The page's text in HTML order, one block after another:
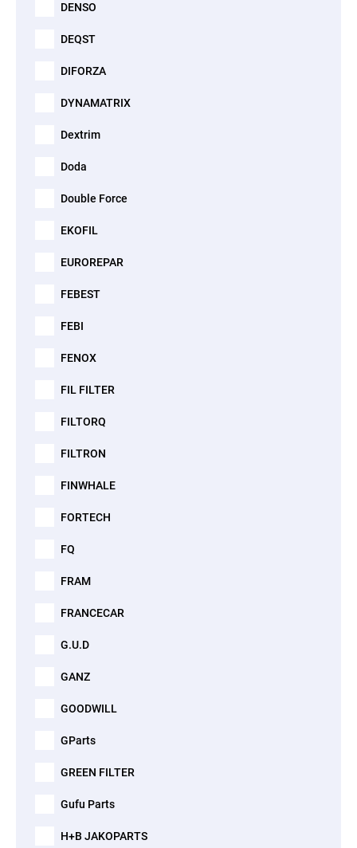
DENSO
DEQST
DIFORZA
DYNAMATRIX
Dextrim
Doda
Double Force
EKOFIL
EUROREPAR
FEBEST
FEBI
FENOX
FIL FILTER
FILTORQ
FILTRON
FINWHALE
FORTECH
FQ
FRAM
FRANCECAR
G.U.D
GANZ
GOODWILL
GParts
GREEN FILTER
Gufu Parts
H+B JAKOPARTS